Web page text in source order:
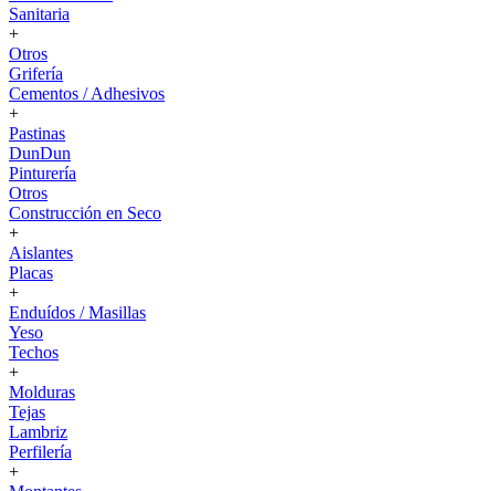
Sanitaria
+
Otros
Grifería
Cementos / Adhesivos
+
Pastinas
DunDun
Pinturería
Otros
Construcción en Seco
+
Aislantes
Placas
+
Enduídos / Masillas
Yeso
Techos
+
Molduras
Tejas
Lambriz
Perfilería
+